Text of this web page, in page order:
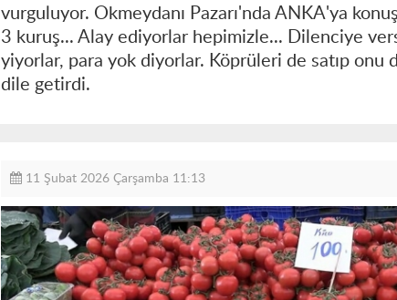
vurguluyor. Okmeydanı Pazarı'nda ANKA'ya
3 kuruş... Alay ediyorlar hepimizle... Dilenciye
yiyorlar, para yok diyorlar. Köprüleri de satıp onu
dile getirdi.
11 Şubat 2026 Çarşamba 11:13